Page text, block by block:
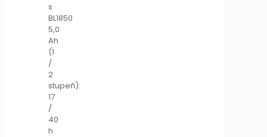
s
BL1850
5,0
Ah
(1
/
2
stupeň):
17
/
40
h